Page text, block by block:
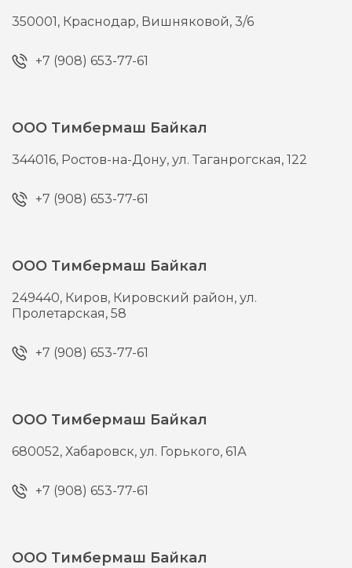
350001, Краснодар, Вишняковой, 3/6
+7 (908) 653-77-61
ООО Тимбермаш Байкал
344016, Ростов-на-Дону,ул. Таганрогская, 122
+7 (908) 653-77-61
ООО Тимбермаш Байкал
249440, Киров, Кировский район, ул.
Пролетарская, 58
+7 (908) 653-77-61
ООО Тимбермаш Байкал
680052,Хабаровск,ул. Горького, 61А
+7 (908) 653-77-61
ООО Тимбермаш Байкал